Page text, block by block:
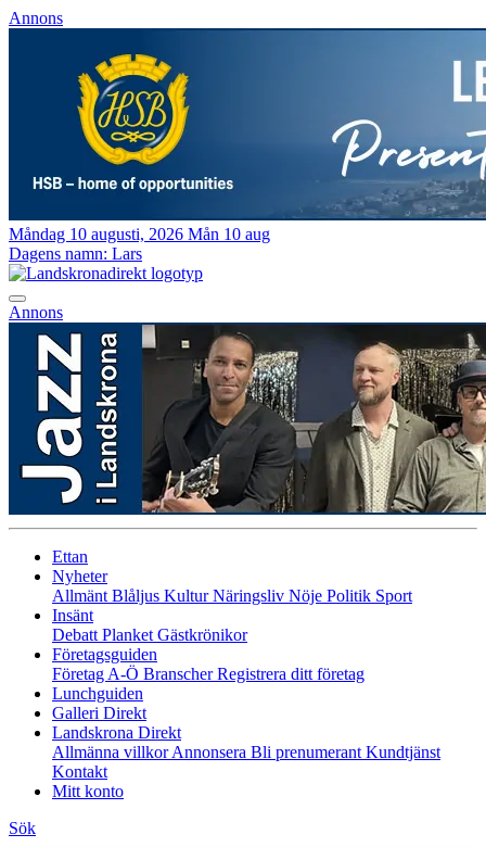
Annons
Måndag 10 augusti, 2026 Mån 10 aug
Dagens namn: Lars
Annons
Ettan
Nyheter
Allmänt Blåljus KulturNäringsliv Nöje Politik Sport
Insänt
Debatt Planket Gästkrönikor
Företagsguiden
Företag A-Ö BranscherRegistrera ditt företag
Lunchguiden
Galleri Direkt
Landskrona Direkt
Allmänna villkorAnnonsera Bli prenumerant Kundtjänst
Kontakt
Mitt konto
Sök